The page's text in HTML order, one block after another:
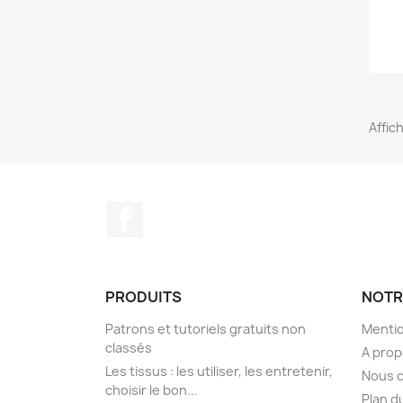
PRODUITS
Patrons et tutoriels gratuits non
classés
Les tissus : les utiliser, les entretenir,
choisir le bon...
A
Nous
Plan